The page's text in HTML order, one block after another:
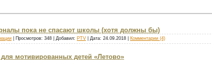
пока не спасают школы (хотя должны бы)
| Просмотров: 348 | Добавил: PTV | Дата: 24.09.2018 Комментарии (4)
мотивированных детей «Летово»